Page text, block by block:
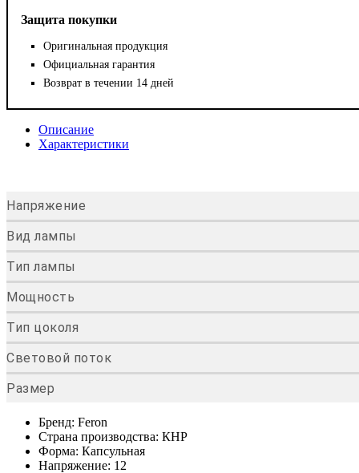
Защита покупки
Оригинальная продукция
Официальная гарантия
Возврат в течении 14 дней
Описание
Характеристики
Напряжение
Вид лампы
Тип лампы
Мощность
Тип цоколя
Световой поток
Размер
Бренд: Feron
Страна производства: КНР
Форма: Капсульная
Напряжение: 12